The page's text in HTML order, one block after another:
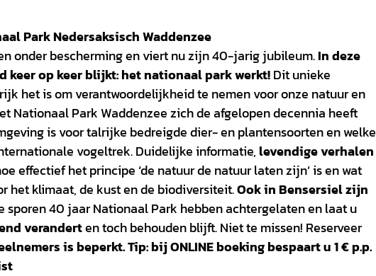
Park Nedersaksisch Waddenzee
onder bescherming en viert nu zijn 40-jarig jubileum.In deze
op keer blijkt: het nationaal park werkt!Dit unieke
het is om verantwoordelijkheid te nemen voor onze natuur en
Nationaal Park Waddenzee zich de afgelopen decennia heeft
is voor talrijke bedreigde dier- en plantensoorten en welke
vogeltrek. Duidelijke informatie, levendige verhalen
effectief het principe ‘de natuur de natuur laten zijn’ is en wat
het klimaat, de kust en de biodiversiteit.Ook in Bensersiel zijn
sporen 40 jaar Nationaal Park hebben achtergelaten en laat u
veranderten toch behouden blijft. Niet te missen! Reserveer
is beperkt. Tip: bij ONLINE boeking bespaart u 1 € p.p.